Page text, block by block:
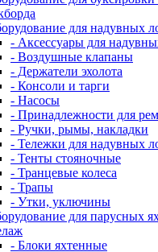
для надувных
- Аксессуары для
- Воздушные клапаны
- Держатели эхолота
- Консоли и тарги
- Насосы
- Принадлежности для
- Ручки, рымы, накладки
- Тележки для надувных
- Тенты стояночные
- Транцевые колеса
- Трапы
- Утки, уключины
для парусных
- Блоки яхтенные